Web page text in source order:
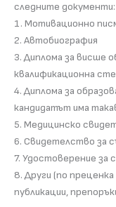
следните документи:
1. Мотивационно
2. Автобиография
3. Диплома за висше
квалификационна
4. Диплома за
кандидатът има
5. Медицинско
6. Свидетелство за
7. Удостоверение за
8. Други (по
публикации,